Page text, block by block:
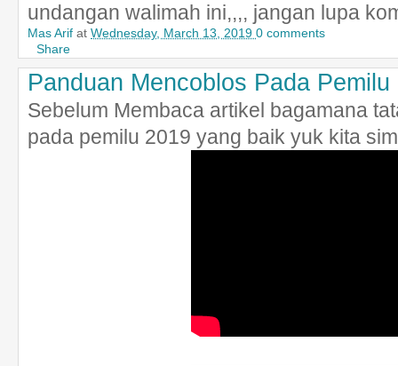
undangan walimah ini,,,, jangan lupa
Mas Arif at Wednesday, March 13, 2019 0 comments
Share
Panduan Mencoblos Pada Pemilu
Sebelum Membaca artikel bagamana
pada pemilu 2019 yang baik yuk kita